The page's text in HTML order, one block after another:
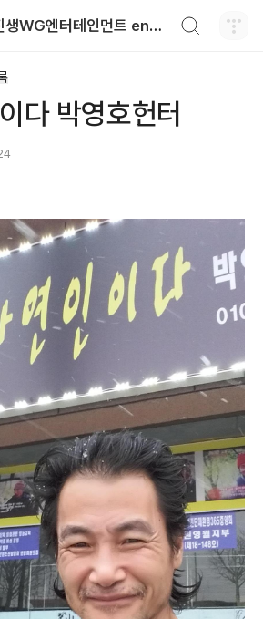
와일드진생WG엔터테인먼트 entertainment
다 박영호헌터